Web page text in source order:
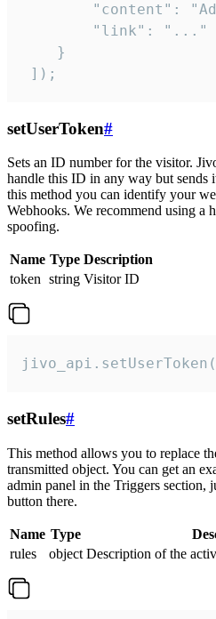
"content":
        "link": "..."
    }
]);
setUserToken#
Sets an ID number for the visitor.
handle this ID in any way but sends
this method you can identify your
Webhooks. We recommend using a
spoofing.
Name Type Description
token string Visitor ID
setRules#
This method allows you to replace
transmitted object. You can get an
admin panel in the Triggers section,
button there.
Name Type
rules
object Description of the